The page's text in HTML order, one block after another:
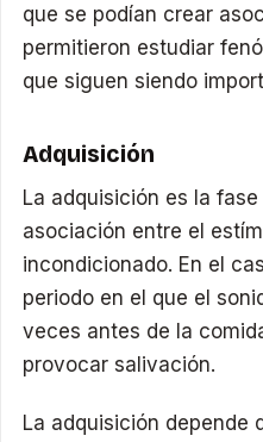
que se podían crear
permitieron estudiar
que siguen siendo
Adquisición
La adquisición es la
asociación entre el
incondicionado. En el
periodo en el que el
veces antes de la
provocar salivación.
La adquisición depende